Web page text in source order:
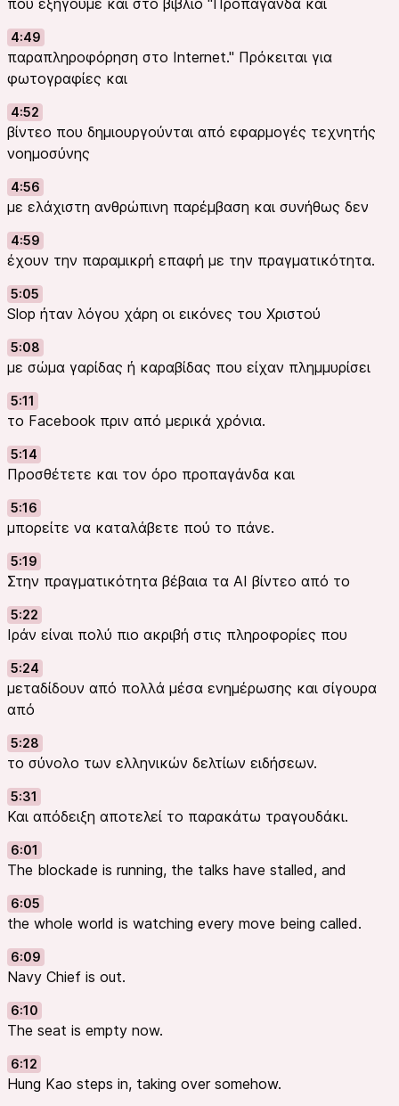
που εξηγούμε και στο βιβλίο "Προπαγάνδα και
4:49
παραπληροφόρηση στο Internet." Πρόκειται για
φωτογραφίες και
4:52
βίντεο που δημιουργούνται από εφαρμογές τεχνητής
νοημοσύνης
4:56
με ελάχιστη ανθρώπινη παρέμβαση και συνήθως δεν
4:59
έχουν την παραμικρή επαφή με την πραγματικότητα.
5:05
Slop ήταν λόγου χάρη οι εικόνες του Χριστού
5:08
με σώμα γαρίδας ή καραβίδας που είχαν πλημμυρίσει
5:11
το Facebook πριν από μερικά χρόνια.
5:14
Προσθέτετε και τον όρο προπαγάνδα και
5:16
μπορείτε να καταλάβετε πού το πάνε.
5:19
Στην πραγματικότητα βέβαια τα AI βίντεο από το
5:22
Ιράν είναι πολύ πιο ακριβή στις πληροφορίες που
5:24
μεταδίδουν από πολλά μέσα ενημέρωσης και σίγουρα
από
5:28
το σύνολο των ελληνικών δελτίων ειδήσεων.
5:31
Και απόδειξη αποτελεί το παρακάτω τραγουδάκι.
6:01
The blockade is running, the talks have stalled, and
6:05
the whole world is watching every move being called.
6:09
Navy Chief is out.
6:10
The seat is empty now.
6:12
Hung Kao steps in, taking over somehow.